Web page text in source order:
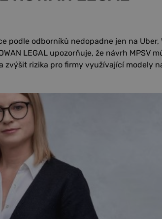
podle odborníků nedopadne jen na Uber,
LEGAL upozorňuje, že návrh MPSV
zvýšit rizika pro firmy využívající modely